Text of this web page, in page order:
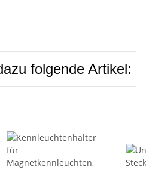
folgende Artikel: